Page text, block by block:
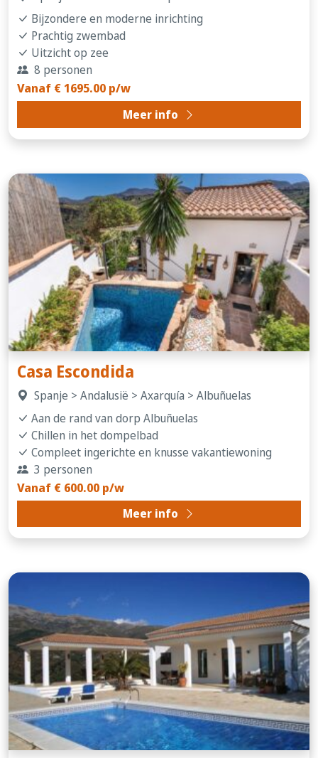
Bijzondere en moderne inrichting
Prachtig zwembad
Uitzicht op zee
8 personen
Vanaf € 1695.00 p/w
Meer info
Casa Escondida
Spanje > Andalusië > Axarquía > Albuñuelas
Aan de rand van dorp Albuñuelas
Chillen in het dompelbad
Compleet ingerichte en knusse vakantiewoning
3 personen
Vanaf € 600.00 p/w
Meer info